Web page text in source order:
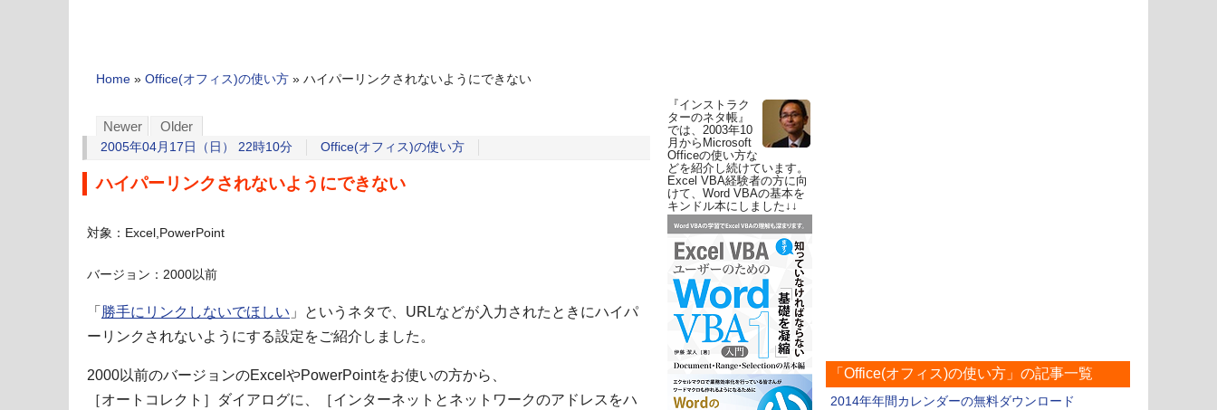
Home » Office(オフィス)の使い方 » ハイパーリンクされないようにできない
Newer Older
2005年04月17日（日） 22時10分 Office(オフィス)の使い方
ハイパーリンクされないようにできない
対象：Excel,PowerPoint
バージョン：2000以前
「 勝手にリンクしないでほしい 」というネタで、URLなどが入力されたときにハイパ
ーリンクされないようにする設定をご紹介しました。
2000以前のバージョンのExcelやPowerPointをお使いの方から、
［オートコレクト］ダイアログに、［インターネットとネットワークのアドレスをハ
『インストラク
ターのネタ帳』
では、2003年10
月からMicrosoft
Officeの使い方な
どを紹介し続けています。
Excel VBA経験者の方に向
けて、Word VBAの基本を
キンドル本にしました↓↓
「Office(オフィス)の使い方」の記事一覧
2014年年間カレンダーの無料ダウンロード